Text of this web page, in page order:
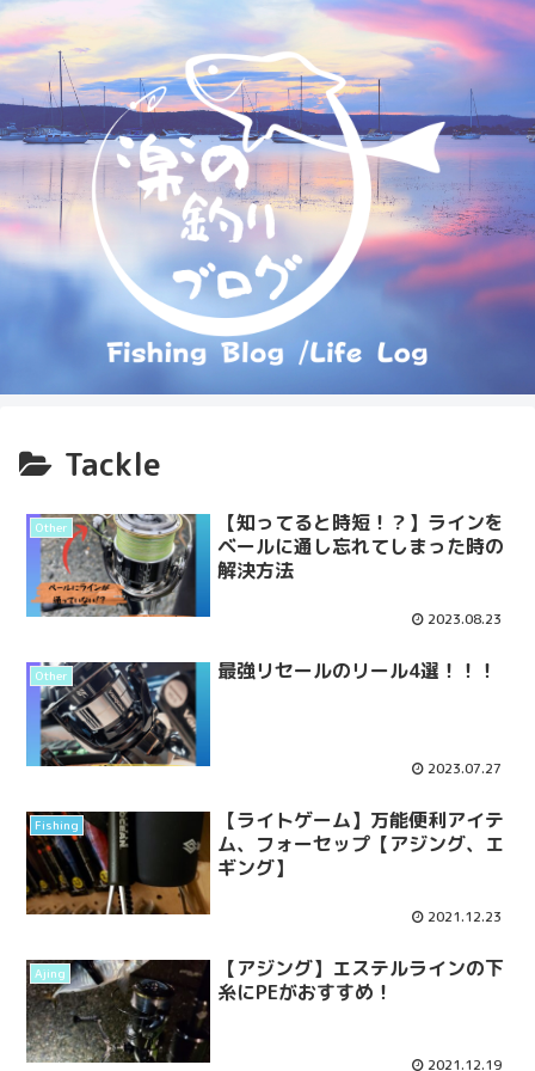
Tackle
Other
【知ってると時短！？】ラインを
ベールに通し忘れてしまった時の
解決方法
2023.08.23
Other 最強リセールのリール4選！！！
2023.07.27
Fishing
【ライトゲーム】万能便利アイテ
ム、フォーセップ【アジング、エ
ギング】
2021.12.23
Ajing
【アジング】エステルラインの下
糸にPEがおすすめ！
2021.12.19